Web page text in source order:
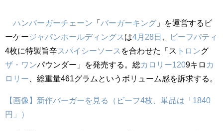
ハンバーガーチェーン 「 バーガーキング 」を運営するビ
ーケージャパンホールディングス は4月28日 ビーフパティ
4枚に特製旨辛スパイシーソース を合わせた「ス トロング
ザ・ワンパウンダー」を発売する。総カロリー1209キロ カ
ロリー 、総重量461グラムというボリューム感を訴求する。
【画像】新作バーガーを見る（ビーフ4枚、単品は「1840
円」）